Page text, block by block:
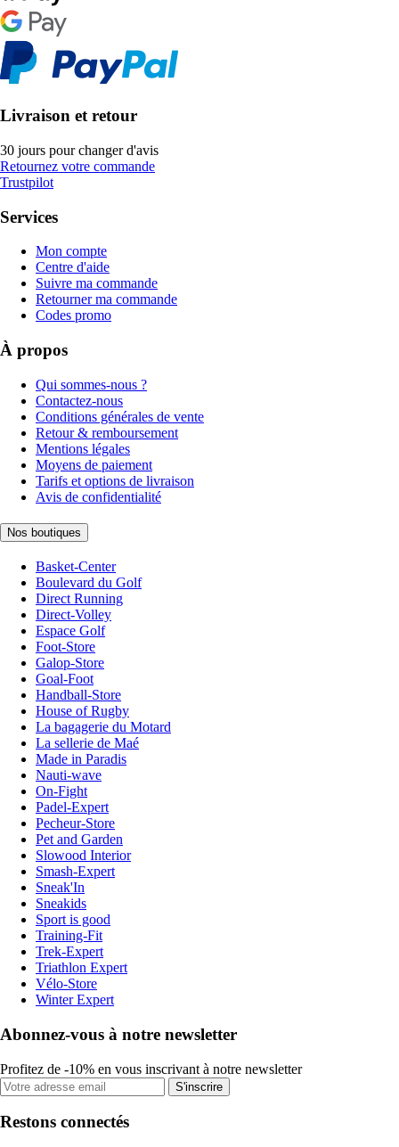
Livraison et retour
30 jours pour changer d'avis
Retournez votre commande
Trustpilot
Services
Mon compte
Centre d'aide
Suivre ma commande
Retourner ma commande
Codes promo
À propos
Qui sommes-nous ?
Contactez-nous
Conditions générales de vente
Retour & remboursement
Mentions légales
Moyens de paiement
Tarifs et options de livraison
Avis de confidentialité
Nos boutiques
Basket-Center
Boulevard du Golf
Direct Running
Direct-Volley
Espace Golf
Foot-Store
Galop-Store
Goal-Foot
Handball-Store
House of Rugby
La bagagerie du Motard
La sellerie de Maé
Made in Paradis
Nauti-wave
On-Fight
Padel-Expert
Pecheur-Store
Pet and Garden
Slowood Interior
Smash-Expert
Sneak'In
Sneakids
Sport is good
Training-Fit
Trek-Expert
Triathlon Expert
Vélo-Store
Winter Expert
Abonnez-vous à notre newsletter
Profitez de -10% en vous inscrivant à notre newsletter
S'inscrire
Restons connectés